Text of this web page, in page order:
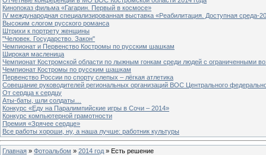
Кинопоказ фильма «Гагарин. Первый в космосе»
IV международная специализированная выставка «Реабилитация. Доступная среда-
Высоким слогом русского романса
Штрихи к портрету женщины
"Человек. Государство. Закон"
Чемпионат и Первенство Костромы по русским шашкам
Широкая масленица
Чемпионат Костромской области по лыжным гонкам среди людей с ограниченными
Чемпионат Костромы по русским шашкам
Первенство России по спорту слепых – лёгкая атлетика
Совещание руководителей региональных организаций ВОС Центрального
От сердца к сердцу
Аты-баты, шли солдаты…
Конкурс «Еду на Паралимпийские игры в Сочи – 2014»
Конкурс компьютерной грамотности
Премия «Зрячее сердце»
Все работы хороши, ну, а наша лучше: работник культуры
Главная » Фотоальбом » 2014 год » Есть решение